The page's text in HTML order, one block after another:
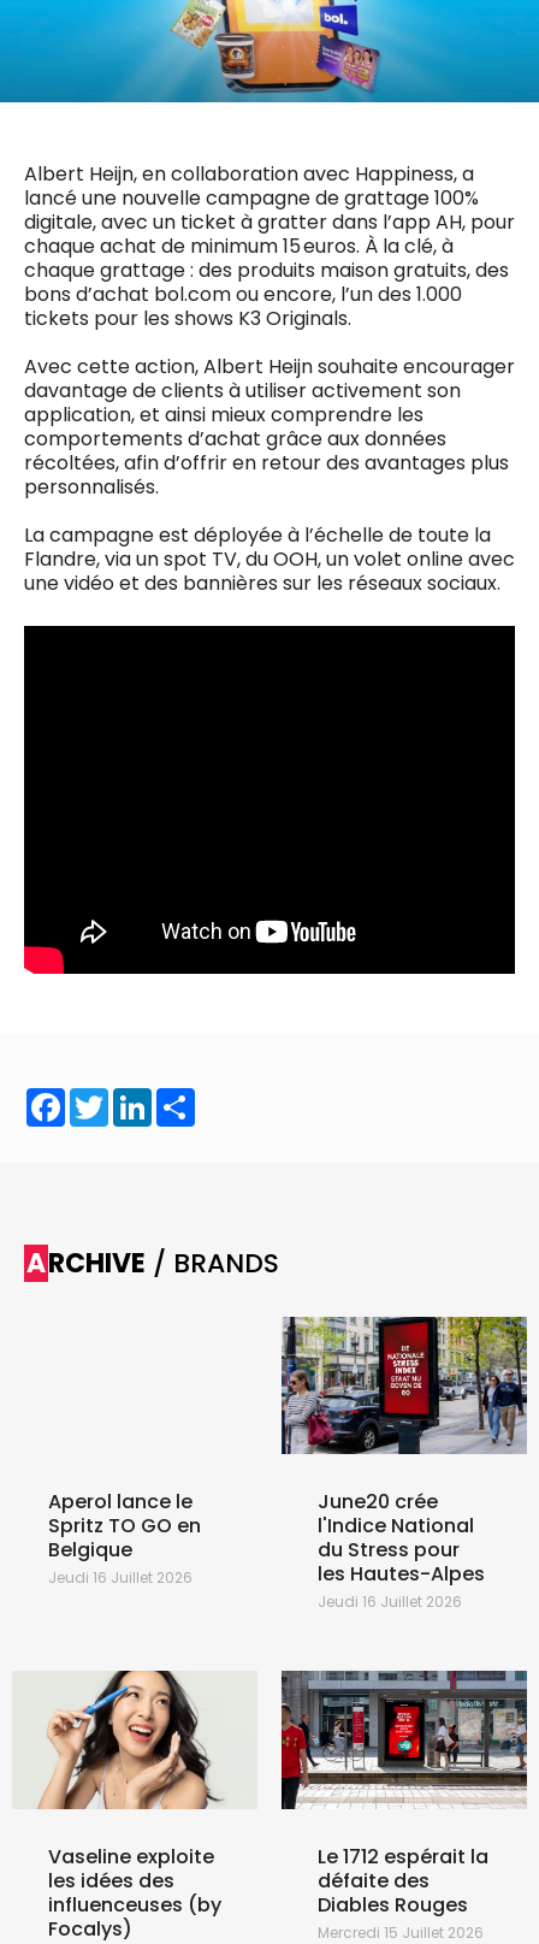
Albert Heijn, en collaboration avec Happiness, a
lancé une nouvelle campagne de grattage 100%
digitale, avec un ticket à gratter dans l’app AH, pour
chaque achat de minimum 15 euros. À la clé, à
chaque grattage : des produits maison gratuits, des
bons d’achat bol.com ou encore, l’un des 1.000
tickets pour les shows K3 Originals.
Avec cette action, Albert Heijn souhaite encourager
davantage de clients à utiliser activement son
application, et ainsi mieux comprendre les
comportements d’achat grâce aux données
récoltées, afin d’offrir en retour des avantages plus
personnalisés.
La campagne est déployée à l’échelle de toute la
Flandre, via un spot TV, du OOH, un volet online avec
une vidéo et des bannières sur les réseaux sociaux.
Facebook
TwitterLinkedIn
ARCHIVE / BRANDS
Aperol lance le
Spritz TO GO en
Belgique
Jeudi 16 Juillet 2026
June20 crée
l'Indice National
du Stress pour
les Hautes-Alpes
Jeudi 16 Juillet 2026
Vaseline exploite
les idées des
influenceuses (by
Focalys)
Le 1712 espérait la
défaite des
Diables Rouges
Mercredi 15 Juillet 2026
0498 88 64 89
f.bouchar@mm.be
Chief Editor
g.byl@mm.be
Chief Editor
Damien Lemaire
0477 37 31 65
d.lemaire@mm.be
NOTRE CONTENU DIGITAL :
Daily
Freemium
access
5 x week
MM e - News
1 x week
MM Brunch
1 x week
MM Tech
10 x year
MM Best of
Research
10 x year
4 x year
MM Magazine
(digital)
Des questions ?